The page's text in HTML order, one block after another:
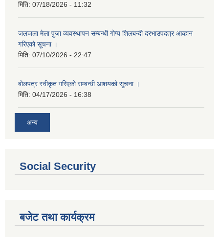
मिति: 07/18/2026 - 11:32
जलजला मेला पुजा व्यवस्थापन सम्बन्धी गोप्य शिलबन्दी दरभाउपदत्र आव्हान
गरिएको सूचना ।
मिति: 07/10/2026 - 22:47
बोलपत्र स्वीकृत गरिएको सम्बन्धी आशयको सूचना ।
मिति: 04/17/2026 - 16:38
अन्य
Social Security
बजेट तथा कार्यक्रम